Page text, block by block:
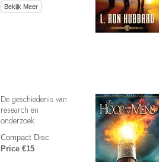
Bekijk Meer
De geschiedenis van
research en
onderzoek
Compact Disc
Price €15